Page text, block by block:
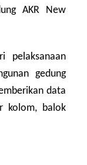
AKR New
pelaksanaan
gedung
data
kolom, balok